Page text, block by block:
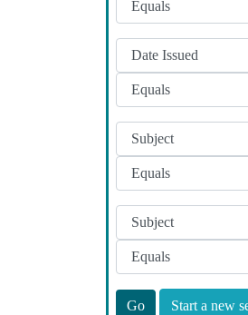
Start a new